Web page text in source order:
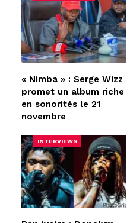
« Nimba » : Serge Wizz
promet un album riche
en sonorités le 21
novembre
INTERVIEWS